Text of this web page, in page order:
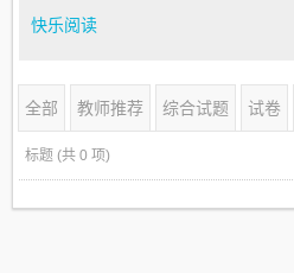
快乐阅读
全部 教师推荐 综合试题 试卷
标题 (共 0 项)